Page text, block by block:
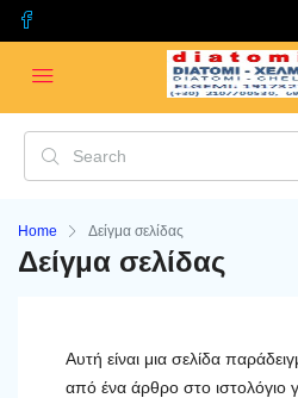
Home Δείγμα σελίδας
Δείγμα σελίδας
Αυτή είναι μια σελίδα
από ένα άρθρο στο ιστολόγιο